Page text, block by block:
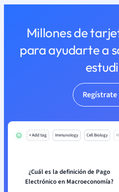
Millones de
para ayudarte a
+ Add tag Immunology Cell Biology
¿Cuál es la definición de Pago
Electrónico en Macroeconomía?